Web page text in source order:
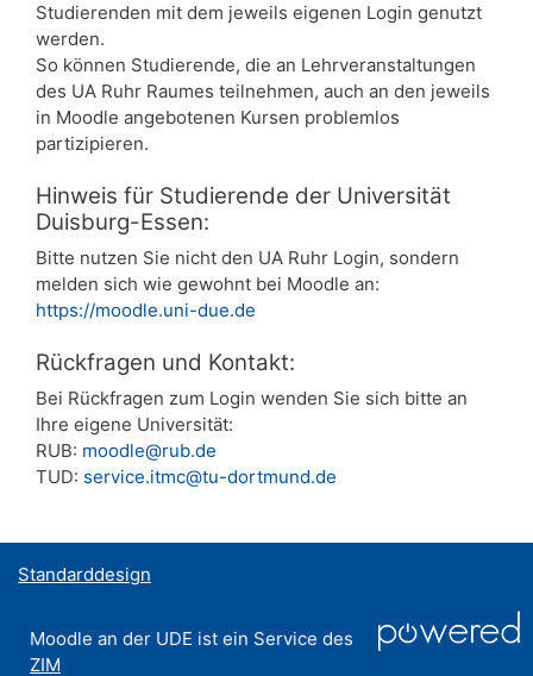
Studierenden mit dem jeweils eigenen Login genutzt
werden.
So können Studierende, die an Lehrveranstaltungen
des UA Ruhr Raumes teilnehmen, auch an den jeweils
in Moodle angebotenen Kursen problemlos
partizipieren.
Hinweis für Studierende der Universität
Duisburg-Essen:
Bitte nutzen Sie nicht den UA Ruhr Login, sondern
melden sich wie gewohnt bei Moodle an:
https://moodle.uni-due.de
Rückfragen und Kontakt:
Bei Rückfragen zum Login wenden Sie sich bitte an
Ihre eigene Universität:
RUB: moodle@rub.de
TUD: service.itmc@tu-dortmund.de
Standarddesign
Moodle an der UDE ist ein Service des
ZIM